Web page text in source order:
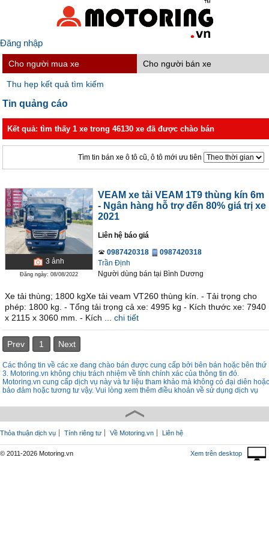
Đăng nhập
Cho người mua xe Cho người bán xe
Thu hẹp kết quả tìm kiếm
Tin quảng cáo
Kết quả: tìm thấy 1 xe trong 46130 xe đã được chào bán
Tìm tin bán xe ô tô cũ, ô tô mới ưu tiên
3 ảnh
Đăng ngày: 08/08/2022
VEAM xe tải VEAM 1T9 thùng kín 6m
- Ngân hàng hỗ trợ đến 80% giá trị xe
2021
Liên hệ báo giá
0987420318
0987420318
Trần Định
Người dùng bán tại Bình Dương
Xe tải thùng; 1800 kgXe tải veam VT260 thùng kín. - Tải trọng cho
phép: 1800 kg. - Tổng tải trọng cả xe: 4995 kg - Kích thước xe: 7940
x 2115 x 3060 mm. - Kích ...
chi tiết
Prev 1 Next
Các thông tin về các xe đang chào bán được cung cấp bởi bên bán hoặc bên thứ
3. Motoring.vn không chịu trách nhiệm về tính chính xác của thông tin đó.
Motoring.vn cung cấp dịch vụ này và tư liệu tham khảo mà không có đại diên hoặc
bảo đảm hoặc tương tư vậy. Vui lòng xem thêm điều khoản về sử dụng dịch vụ
Thỏa thuận dịch vụ Tính riêng tư Về Motoring.vn Liên hệ
© 2011-2026 Motoring.vn Xem trên desktop